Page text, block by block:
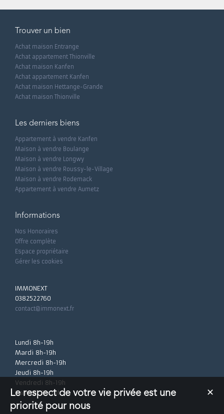
Trouver un bien
Achat maison Entrange
Achat appartement Thionville
Achat maison Kanfen
Achat appartement Kanfen
Achat maison Hettange-Grande
Achat maison Thionville
Les derniers biens
Appartement à vendre Kanfen
Maison à vendre Boulange
Maison à vendre Longwy
Maison à vendre Roussy-le-Village
Maison à vendre Rodemack
Appartement à vendre Aumetz
Informations
Nos Honoraires
Offre complète
Espace propriétaire
Gérer les cookies
IMMONEXT
0382522760
contact@immonext.fr
Lundi 8h-19h
Mardi 8h-19h
Mercredi 8h-19h
Jeudi 8h-19h
Vendredi 8h-19h
Samedi 8h-19h
✕
Le respect de votre vie privée est une
priorité pour nous